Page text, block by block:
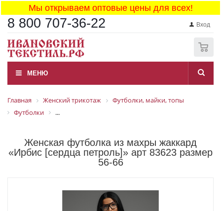
Мы открываем оптовые цены для всех!
8 800 707-36-22 Вход
МЕНЮ
Главная Женский трикотаж
Футболки, майки, топы
Футболки
...
Женская футболка из махры жаккард
«Ирбис [сердца петроль]» арт 83623 размер
56-66